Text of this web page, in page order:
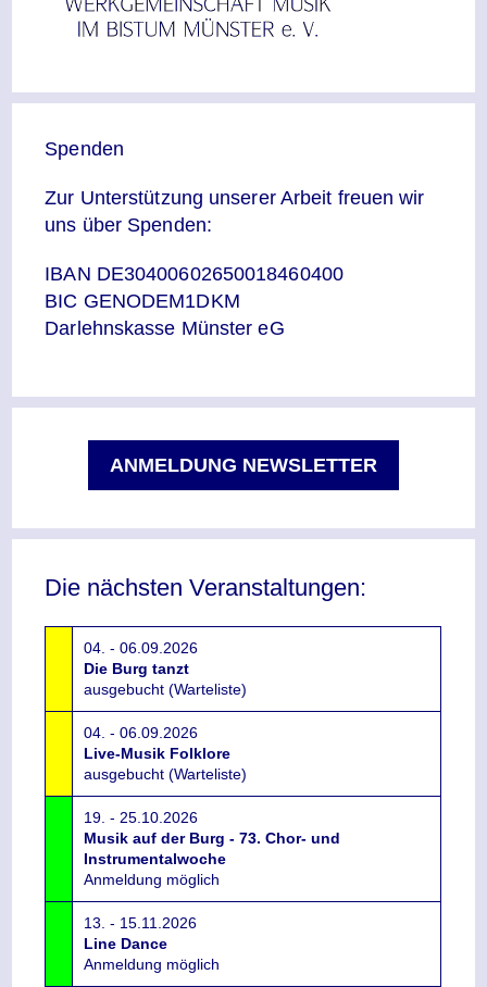
Spenden
Zur Unterstützung unserer Arbeit freuen wir
uns über Spenden:
IBAN DE30400602650018460400
BIC GENODEM1DKM
Darlehnskasse Münster eG
ANMELDUNG NEWSLETTER
Die nächsten Veranstaltungen:
04. - 06.09.2026
Die Burg tanzt
ausgebucht (Warteliste)
04. - 06.09.2026
Live-Musik Folklore
ausgebucht (Warteliste)
19. - 25.10.2026
Musik auf der Burg - 73. Chor- und
Instrumentalwoche
Anmeldung möglich
13. - 15.11.2026
Line Dance
Anmeldung möglich